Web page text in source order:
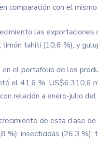
comparación con el
las exportaciones
tahití (10,6 %), y
el portafolio de los
el 41,6 %, US$6.310,6
relación a enero-julio del
de esta clase
%); insecticidas (26,3